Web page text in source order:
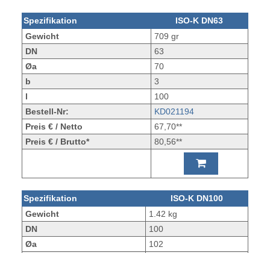
Spezifikation
ISO-K DN63
Gewicht
709 gr
DN
63
Øa
70
b
3
l
100
Bestell-Nr:
KD021194
Preis € / Netto
67,70**
Preis € / Brutto*
80,56**
Spezifikation
ISO-K DN100
Gewicht
1.42 kg
DN
100
Øa
102